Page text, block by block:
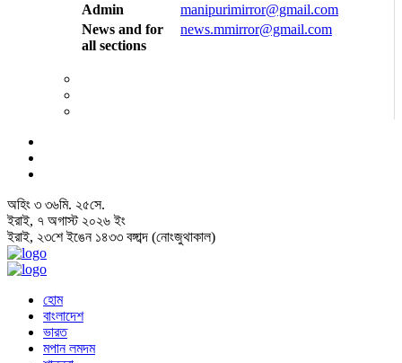
Admin
manipurimirror@gmail.com
News and for
all sections
news.mmirror@gmail.com
অহিং ৩ ৩৬মি. ২৫সে.
ইরাই, ৭ অগাস্ট ২০২৬ ইং
ইরাই, ২৩শে ইঙেন ১৪৩৩ বঙ্গাব্দ (নোংজুথাকাল)
হোম
বাংলাদেশ
ভারত
মপান লমদম